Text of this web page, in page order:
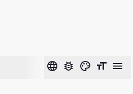
language bug_report color_lens format_size menu